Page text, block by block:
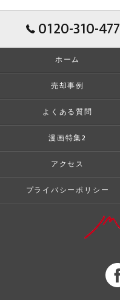
0120-310-477
ホーム
売却事例
よくある質問
漫画特集2
アクセス
プライバシーポリシー